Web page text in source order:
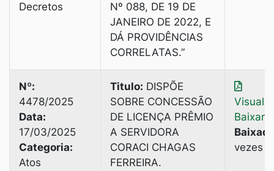
Decretos
Nº 088, DE 19 DE
JANEIRO DE 2022, E
DÁ PROVIDÊNCIAS
CORRELATAS.”
Nº:
4478/2025
Data:
17/03/2025
Categoria:
Atos
Titulo: DISPÕE
SOBRE CONCESSÃO
DE LICENÇA PRÊMIO
A SERVIDORA
CORACI CHAGAS
FERREIRA.
Baixar
vezes